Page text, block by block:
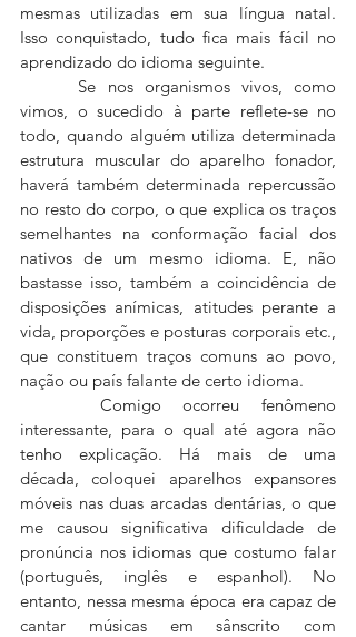
mesmas utilizadas em sua língua natal.
Isso conquistado, tudo fica mais fácil no
aprendizado do idioma seguinte.
vimos, o sucedido à parte reflete-se no
todo, quando alguém utiliza determinada
estrutura muscular do aparelho fonador,
haverá também determinada repercussão
no resto do corpo, o que explica os traços
semelhantes na conformação facial dos
nativos de um mesmo idioma. E, não
bastasse isso, também a coincidência de
disposições anímicas, atitudes perante a
vida, proporções e posturas corporais etc.,
que constituem traços comuns ao povo,
nação ou país falante de certo idioma.
interessante, para o qual até agora não
tenho explicação. Há mais de uma
década, coloquei aparelhos expansores
móveis nas duas arcadas dentárias, o que
me causou significativa dificuldade de
pronúncia nos idiomas que costumo falar
(português, inglês e espanhol). No
entanto, nessa mesma época era capaz de
cantar músicas em sânscrito com